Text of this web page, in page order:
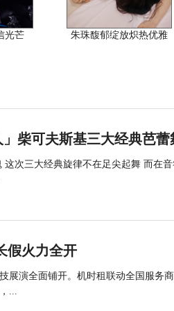
光芒 朱珠馥郁绽放炽热优雅
」柴可夫斯基三大经典芭蕾
次三大经典旋律不在足尖起舞 而在
假火力全开
展演全面铺开。机时租联动全国服务
...